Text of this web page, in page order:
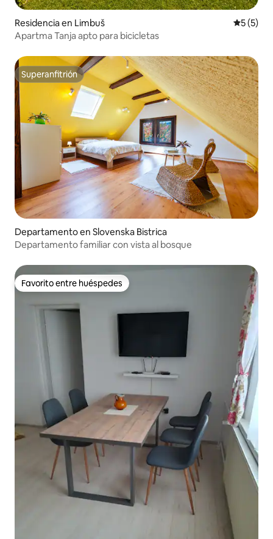
Residencia en Limbuš
5 (5)
Apartma Tanja apto para bicicletas
Superanfitrión
Superanfitrión
Departamento en Slovenska Bistrica
Departamento familiar con vista al bosque
Favorito entre huéspedes
Favorito entre huéspedes